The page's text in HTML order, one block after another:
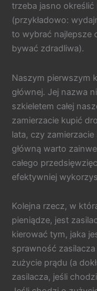
trzeba jasno
(przykładowo:
to wybrać najlepsze
bywać zdradliwa).
Naszym pierwszym
głównej. Jej nazwa
szkieletem całej
zamierzacie kupić
lata, czy
główną warto
całego
efektywniej
Kolejna rzecz, w
pieniądze, jest
kierować tym, jaka
sprawność
zużycie prądu (a
zasilacza, jeśli